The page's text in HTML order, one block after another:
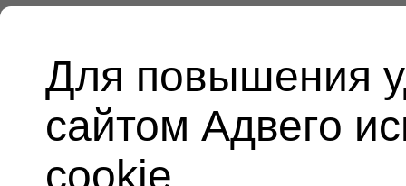
Для повышения
сайтом Адвего
cookie.